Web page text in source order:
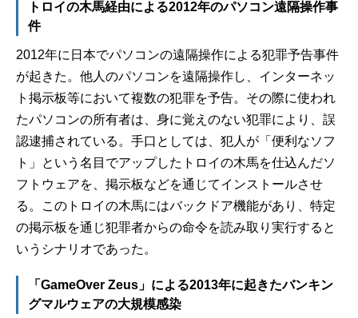
トロイの木馬経由による2012年のパソコン遠隔操作事
件
2012年に日本でパソコンの遠隔操作による犯罪予告事件
が起きた。他人のパソコンを遠隔操作し、インターネッ
ト掲示板等において複数の犯罪を予告。その際に使われ
たパソコンの所有者は、身に覚えのない犯罪により、誤
認逮捕されている。手口としては、犯人が「便利なソフ
ト」という名目でアップしたトロイの木馬を仕込んだソ
フトウェアを、掲示板などを通じてインストールさせ
る。このトロイの木馬にはバックドア機能があり、特定
の掲示板を通じ犯罪者からの命令を読み取り実行すると
いうシナリオであった。
「GameOver Zeus」による2013年に起きたバンキン
グマルウェアの大規模感染